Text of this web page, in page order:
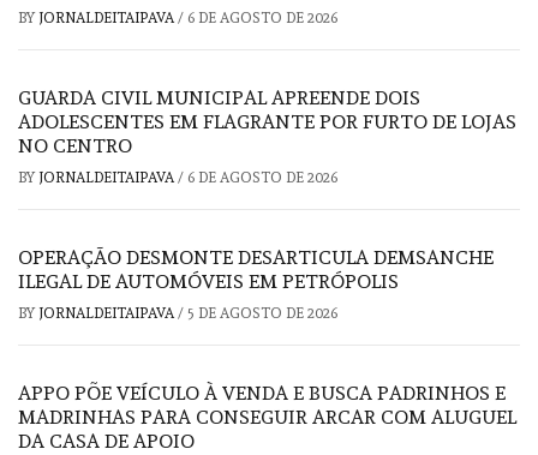
BY JORNALDEITAIPAVA/ 6 DE AGOSTO DE 2026
GUARDA CIVIL MUNICIPAL APREENDE DOIS
ADOLESCENTES EM FLAGRANTE POR FURTO DE LOJAS
NO CENTRO
BY JORNALDEITAIPAVA/ 6 DE AGOSTO DE 2026
OPERAÇÃO DESMONTE DESARTICULA DEMSANCHE
ILEGAL DE AUTOMÓVEIS EM PETRÓPOLIS
BY JORNALDEITAIPAVA/ 5 DE AGOSTO DE 2026
APPO PÕE VEÍCULO À VENDA E BUSCA PADRINHOS E
MADRINHAS PARA CONSEGUIR ARCAR COM ALUGUEL
DA CASA DE APOIO